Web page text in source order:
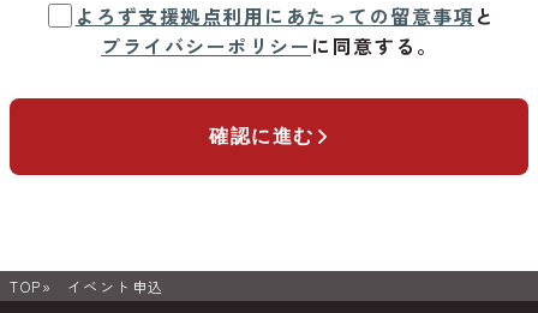
よろず支援拠点利用にあたっての留意事項と
プライバシーポリシー に同意する。
確認に進む
TOP イベント申込